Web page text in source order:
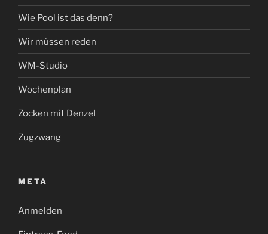
Wie Pool ist das denn?
Wir müssen reden
WM-Studio
Wochenplan
Zocken mit Denzel
Zugzwang
META
Anmelden